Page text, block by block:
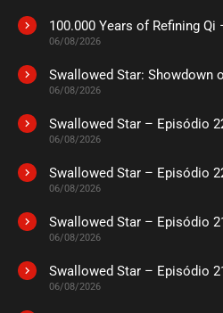
100.000 Years of Refining Qi
06/08/2026
Swallowed Star: Showdown
06/08/2026
Swallowed Star – Episódio
06/08/2026
Swallowed Star – Episódio
06/08/2026
Swallowed Star – Episódio
06/08/2026
Swallowed Star – Episódio
06/08/2026